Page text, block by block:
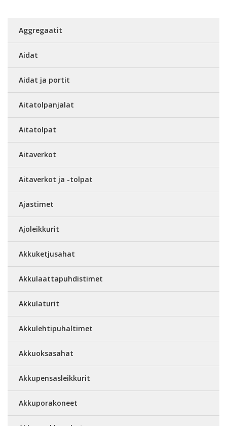
Aggregaatit
Aidat
Aidat ja portit
Aitatolpanjalat
Aitatolpat
Aitaverkot
Aitaverkot ja -tolpat
Ajastimet
Ajoleikkurit
Akkuketjusahat
Akkulaattapuhdistimet
Akkulaturit
Akkulehtipuhaltimet
Akkuoksasahat
Akkupensasleikkurit
Akkuporakoneet